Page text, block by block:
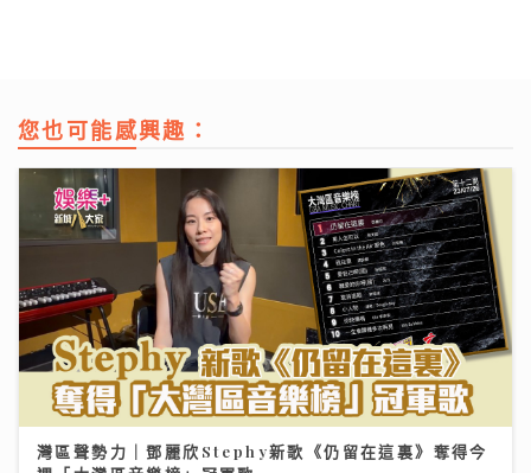
您也可能感興趣：
灣區聲勢力｜鄧麗欣Stephy新歌《仍留在這裏》奪得今